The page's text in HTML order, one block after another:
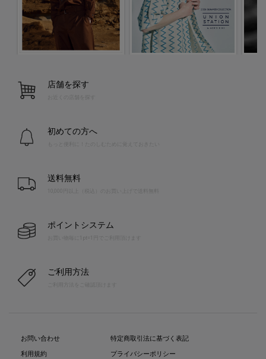
店舗を探す
お近くの店舗を探す
初めての方へ
送料無料
10,000円以上（税込）のお買い上げで送料無料
ポイントシステム
お買い物毎に1pt=1円でご利用頂けます
ご利用方法
お問い合わせ
利用規約
特定商取引法に基づく表記
プライバシーポリシー